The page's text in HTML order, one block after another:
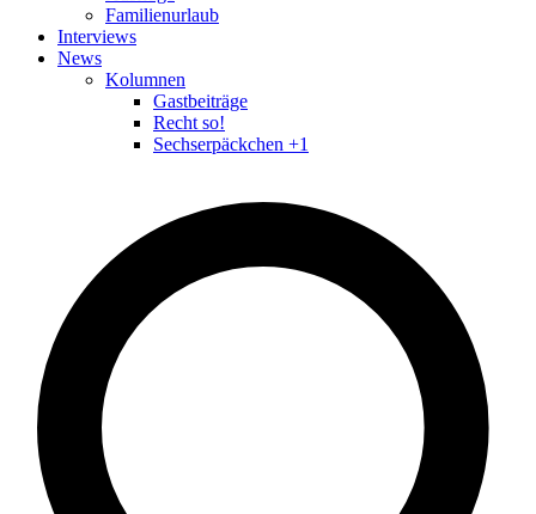
Familienurlaub
Interviews
News
Kolumnen
Gastbeiträge
Recht so!
Sechserpäckchen +1